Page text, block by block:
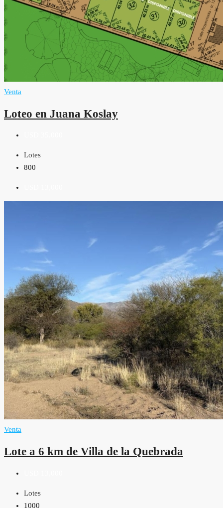
Venta
Loteo en Juana Koslay
Lotes
800
Venta
Lote a 6 km de Villa de la Quebrada
Lotes
1000